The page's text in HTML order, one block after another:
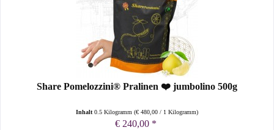
Share Pomelozzini® Pralinen ❤️ jumbolino 500g
Inhalt0.5 Kilogramm(€ 480,00 / 1 Kilogramm)
€ 240,00 *